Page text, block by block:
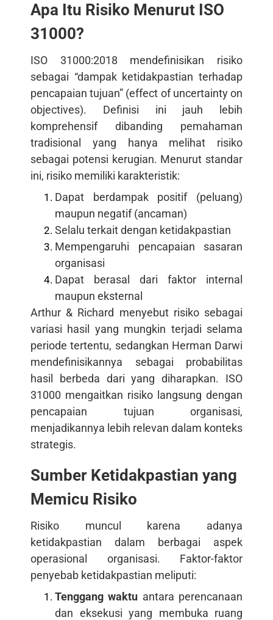
Apa Itu Risiko Menurut ISO
31000?
ISO 31000:2018 mendefinisikan risiko
sebagai “dampak ketidakpastian terhadap
pencapaian tujuan” (effect of uncertainty on
objectives). Definisi ini jauh lebih
komprehensif dibanding pemahaman
tradisional yang hanya melihat risiko
sebagai potensi kerugian. Menurut standar
ini, risiko memiliki karakteristik:
Dapat berdampak positif (peluang)
maupun negatif (ancaman)
Selalu terkait dengan ketidakpastian
Mempengaruhi pencapaian sasaran
organisasi
Dapat berasal dari faktor internal
maupun eksternal
Arthur & Richard menyebut risiko sebagai
variasi hasil yang mungkin terjadi selama
periode tertentu, sedangkan Herman Darwi
mendefinisikannya sebagai probabilitas
hasil berbeda dari yang diharapkan. ISO
31000 mengaitkan risiko langsung dengan
pencapaian tujuan organisasi,
menjadikannya lebih relevan dalam konteks
strategis.
Sumber Ketidakpastian yang
Memicu Risiko
Risiko muncul karena adanya
ketidakpastian dalam berbagai aspek
operasional organisasi. Faktor-faktor
penyebab ketidakpastian meliputi:
Tenggang waktu antara perencanaan
dan eksekusi yang membuka ruang